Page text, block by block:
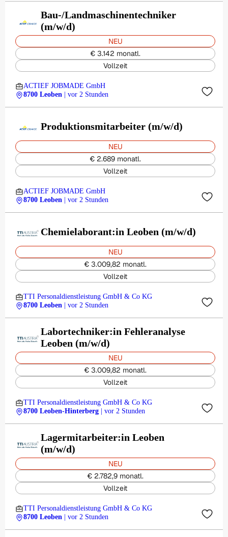
Bau-/Landmaschinentechniker
(m/w/d)
NEU
€ 3.142 monatl.
Vollzeit
ACTIEF JOBMADE GmbH
8700 Leoben
| vor 2 Stunden
Produktionsmitarbeiter (m/w/d)
NEU
€ 2.689 monatl.
Vollzeit
ACTIEF JOBMADE GmbH
8700 Leoben
| vor 2 Stunden
Chemielaborant:in Leoben (m/w/d)
NEU
€ 3.009,82 monatl.
Vollzeit
TTI Personaldienstleistung GmbH & Co KG
8700 Leoben
| vor 2 Stunden
Labortechniker:in Fehleranalyse
Leoben (m/w/d)
NEU
€ 3.009,82 monatl.
Vollzeit
TTI Personaldienstleistung GmbH & Co KG
8700 Leoben-Hinterberg
| vor 2 Stunden
Lagermitarbeiter:in Leoben
(m/w/d)
NEU
€ 2.782,9 monatl.
Vollzeit
TTI Personaldienstleistung GmbH & Co KG
8700 Leoben
| vor 2 Stunden